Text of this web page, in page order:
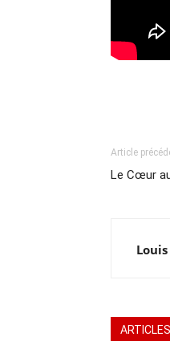
Article
Le Cœur